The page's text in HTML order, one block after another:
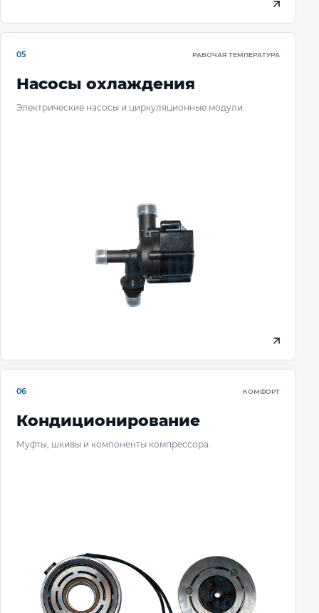
05 РАБОЧАЯ ТЕМПЕРАТУРА
Насосы охлаждения
Электрические насосы и циркуляционные модули.
06 КОМФОРТ
Кондиционирование
Муфты, шкивы и компоненты компрессора.